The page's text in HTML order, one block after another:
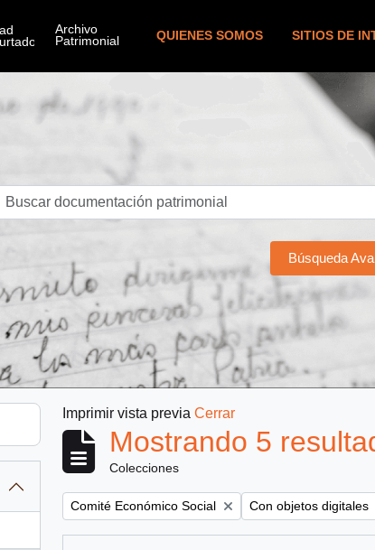
QUIENES SOMOS SITIOS DE
Búsqueda
Imprimir vista previa Cerrar
Mostrando 5
Colecciones
Remove filter:
Comité Económico Social Remove filter:
Con objetos digitales